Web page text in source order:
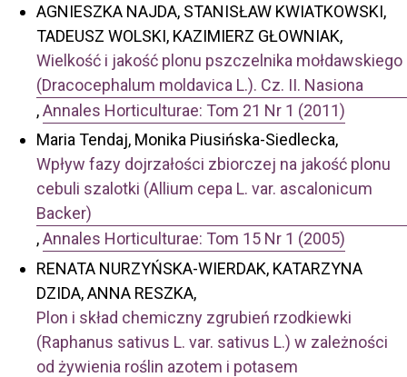
AGNIESZKA NAJDA, STANISŁAW KWIATKOWSKI,
TADEUSZ WOLSKI, KAZIMIERZ GŁOWNIAK,
Wielkość i jakość plonu pszczelnika mołdawskiego
(Dracocephalum moldavica L.). Cz. II. Nasiona
,Annales Horticulturae: Tom 21 Nr 1 (2011)
Maria Tendaj, Monika Piusińska-Siedlecka,
Wpływ fazy dojrzałości zbiorczej na jakość plonu
cebuli szalotki (Allium cepa L. var. ascalonicum
Backer)
,Annales Horticulturae: Tom 15 Nr 1 (2005)
RENATA NURZYŃSKA-WIERDAK, KATARZYNA
DZIDA, ANNA RESZKA,
Plon i skład chemiczny zgrubień rzodkiewki
(Raphanus sativus L. var. sativus L.) w zależności
od żywienia roślin azotem i potasem